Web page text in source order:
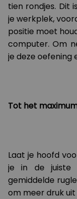
tien rondjes. Dit
je werkplek,
positie moet
computer. Om
je deze oefening
Tot het
Laat je hoofd
je in de juiste
gemiddelde
om meer druk